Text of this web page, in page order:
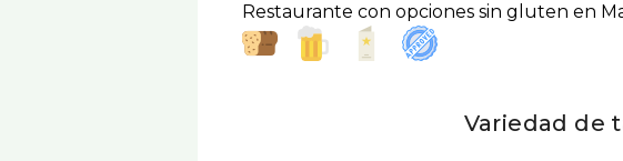
Restaurante con opciones sin gluten en
Variedad de